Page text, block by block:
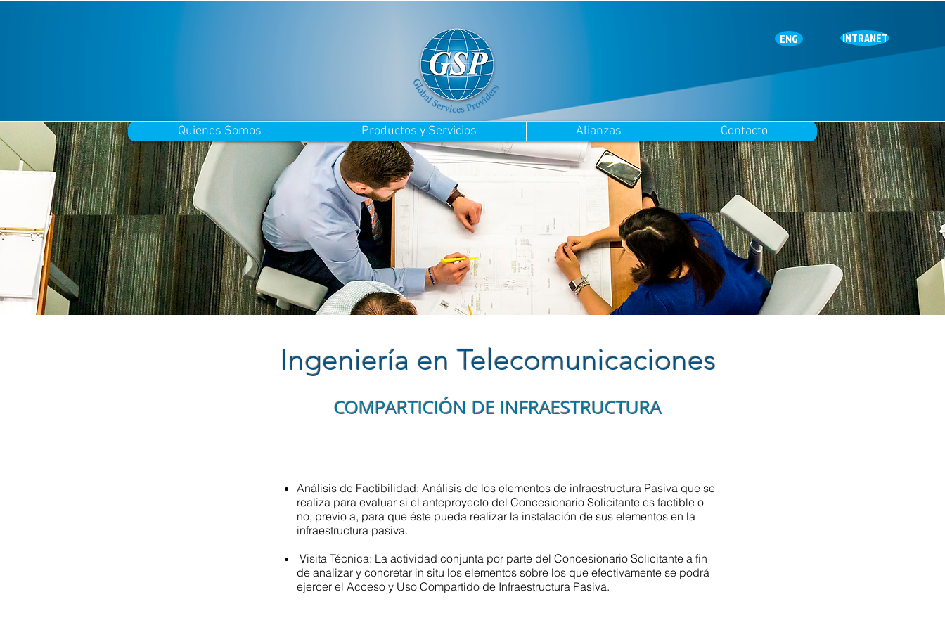
ENG INTRANET
Quienes Somos Productos y Servicios Alianzas Contacto
Análisis de Factibilidad: Análisis de los elementos de infraestructura Pasiva que se
realiza para evaluar si el anteproyecto del Concesionario Solicitante es factible o
no, previo a, para que éste pueda realizar la instalación de sus elementos en la
infraestructura pasiva.
Visita Técnica: La actividad conjunta por parte del Concesionario Solicitante a fin
de analizar y concretar in situ los elementos sobre los que efectivamente se podrá
ejercer el Acceso y Uso Compartido de Infraestructura Pasiva.
Ingeniería en Telecomunicaciones
COMPARTICIÓN DE INFRAESTRUCTURA